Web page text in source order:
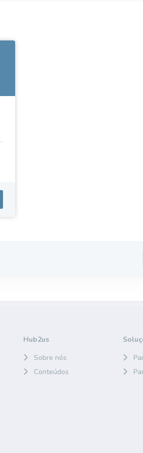
Hub2us
Sobre nós
Conteúdos